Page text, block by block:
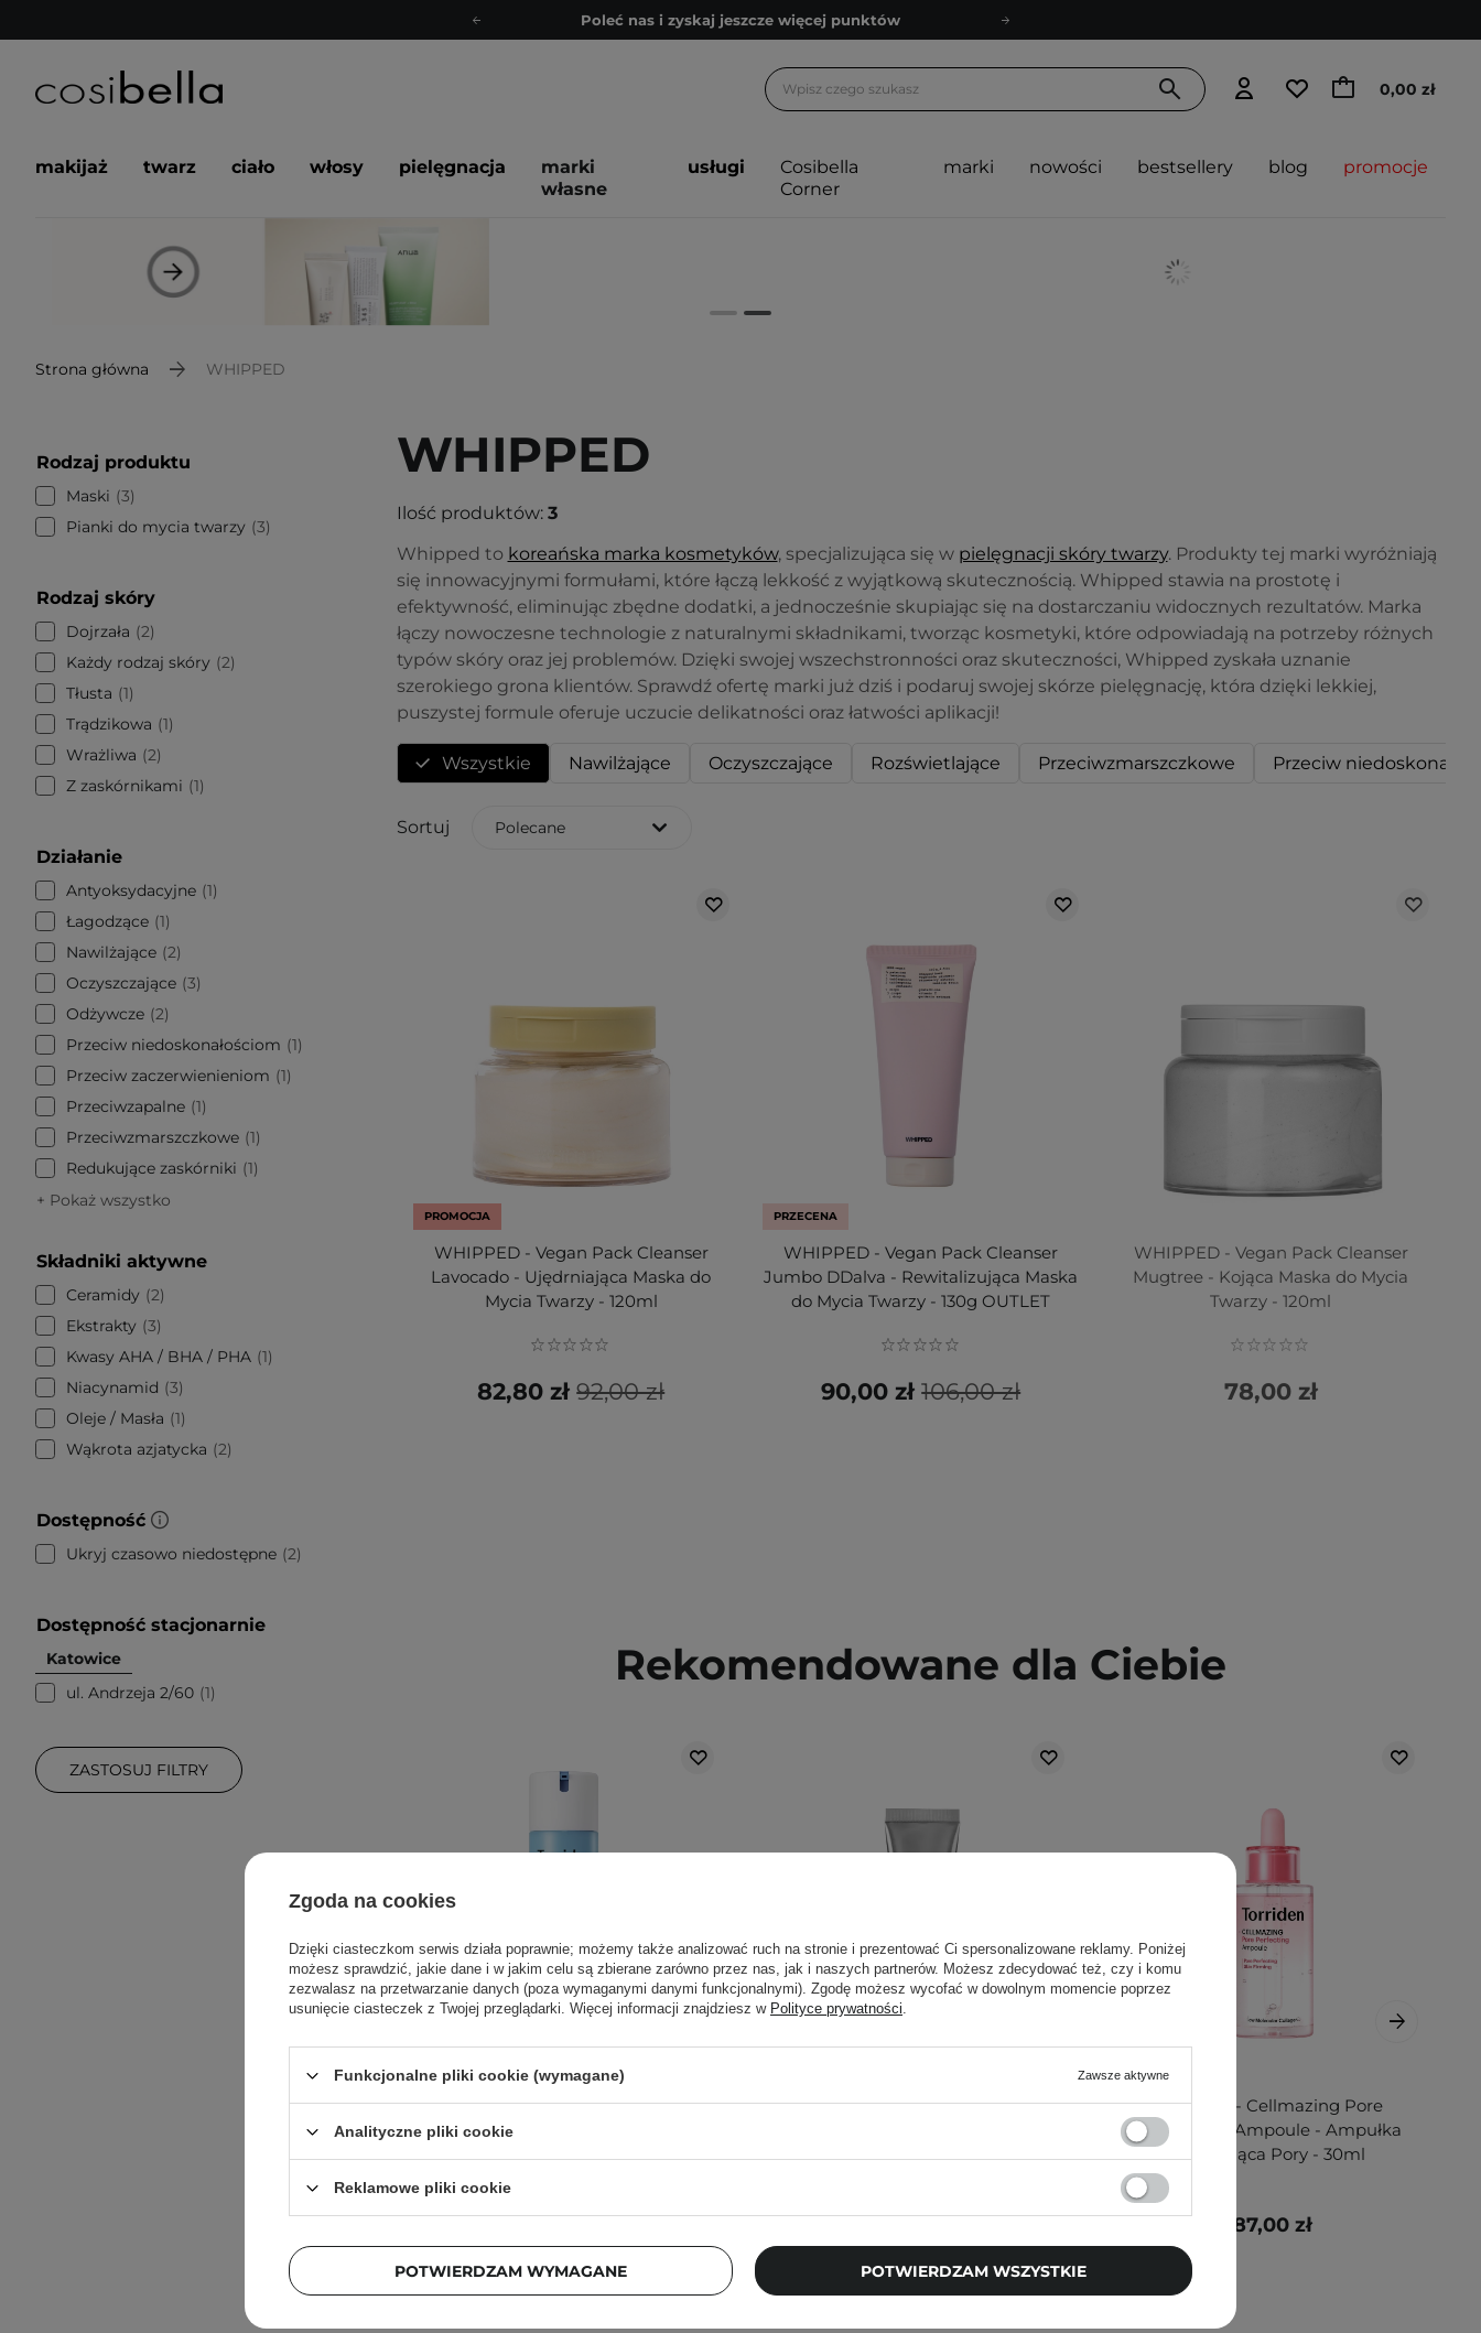
Poleć nas i zyskaj jeszcze więcej punktów
Bezpłatne konsultacje kosmetologiczne
Poleć nas i zyskaj jeszcze więcej punktów
0,00 zł
makijaż twarz ciało włosy pielęgnacja
marki
własne
usługi
Cosibella
Corner
marki nowości bestsellery blog promocje
Strona główna WHIPPED
Rodzaj produktu
Maski
3
Pianki do mycia twarzy
3
Rodzaj skóry
Dojrzała
2
Każdy rodzaj skóry
2
Tłusta
1
Trądzikowa
1
Wrażliwa
2
Z zaskórnikami
1
Działanie
Antyoksydacyjne 1
Łagodzące 1
Nawilżające 2
Oczyszczające 3
Odżywcze 2
Przeciw niedoskonałościom
1
Przeciw zaczerwienieniom
1
Przeciwzapalne 1
Przeciwzmarszczkowe 1
Redukujące zaskórniki
1
+ Pokaż wszystko
Składniki aktywne
Ceramidy
2
Ekstrakty
3
Kwasy AHA / BHA / PHA 1
Niacynamid
3
Oleje / Masła
1
Wąkrota azjatycka
2
Dostępność
Ukryj czasowo niedostępne 2
Dostępność stacjonarnie
Katowice
ul. Andrzeja 2/60 1
ZASTOSUJ FILTRY
WHIPPED
Ilość produktów: 3
Whipped to koreańska marka kosmetyków, specjalizująca się w pielęgnacji skóry twarzy. Produkty tej marki wyróżniają
się innowacyjnymi formułami, które łączą lekkość z wyjątkową skutecznością. Whipped stawia na prostotę i
efektywność, eliminując zbędne dodatki, a jednocześnie skupiając się na dostarczaniu widocznych rezultatów. Marka
łączy nowoczesne technologie z naturalnymi składnikami, tworząc kosmetyki, które odpowiadają na potrzeby różnych
typów skóry oraz jej problemów. Dzięki swojej wszechstronności oraz skuteczności, Whipped zyskała uznanie
szerokiego grona klientów. Sprawdź ofertę marki już dziś i podaruj swojej skórze pielęgnację, która dzięki lekkiej,
puszystej formule oferuje uczucie delikatności oraz łatwości aplikacji!
Wszystkie Nawilżające Oczyszczające Rozświetlające Przeciwzmarszczkowe Przeciw
Sortuj Polecane
PROMOCJA
WHIPPED - Vegan Pack Cleanser
Lavocado - Ujędrniająca Maska do
Mycia Twarzy - 120ml
92,00 zł
82,80 zł
PRZECENA
WHIPPED - Vegan Pack Cleanser
Jumbo DDalva - Rewitalizująca Maska
do Mycia Twarzy - 130g OUTLET
106,00 zł
90,00 zł
WHIPPED - Vegan Pack Cleanser
Mugtree - Kojąca Maska do Mycia
Twarzy - 120ml
78,00 zł
Rekomendowane dla Ciebie
Torriden - Dive-In For Men All In
One - Nawilżająca Emulsja do
79,00 zł
Medik8 - Crystal Retinal 1 -
256,00 zł
Torriden - Cellmazing Pore
Perfecting Ampoule - Ampułka
Zwężająca Pory - 30ml
87,00 zł
Zgoda na cookies
Dzięki ciasteczkom serwis działa poprawnie; możemy także analizować ruch na stronie i prezentować Ci spersonalizowane reklamy. Poniżej
możesz sprawdzić, jakie dane i w jakim celu są zbierane zarówno przez nas, jak i naszych partnerów. Możesz zdecydować też, czy i komu
zezwalasz na przetwarzanie danych (poza wymaganymi danymi funkcjonalnymi). Zgodę możesz wycofać w dowolnym momencie poprzez
usunięcie ciasteczek z Twojej przeglądarki. Więcej informacji znajdziesz w Polityce prywatności.
Funkcjonalne pliki cookie (wymagane) Zawsze aktywne
Analityczne pliki cookie
Reklamowe pliki cookie
POTWIERDZAM WYMAGANE POTWIERDZAM WSZYSTKIE